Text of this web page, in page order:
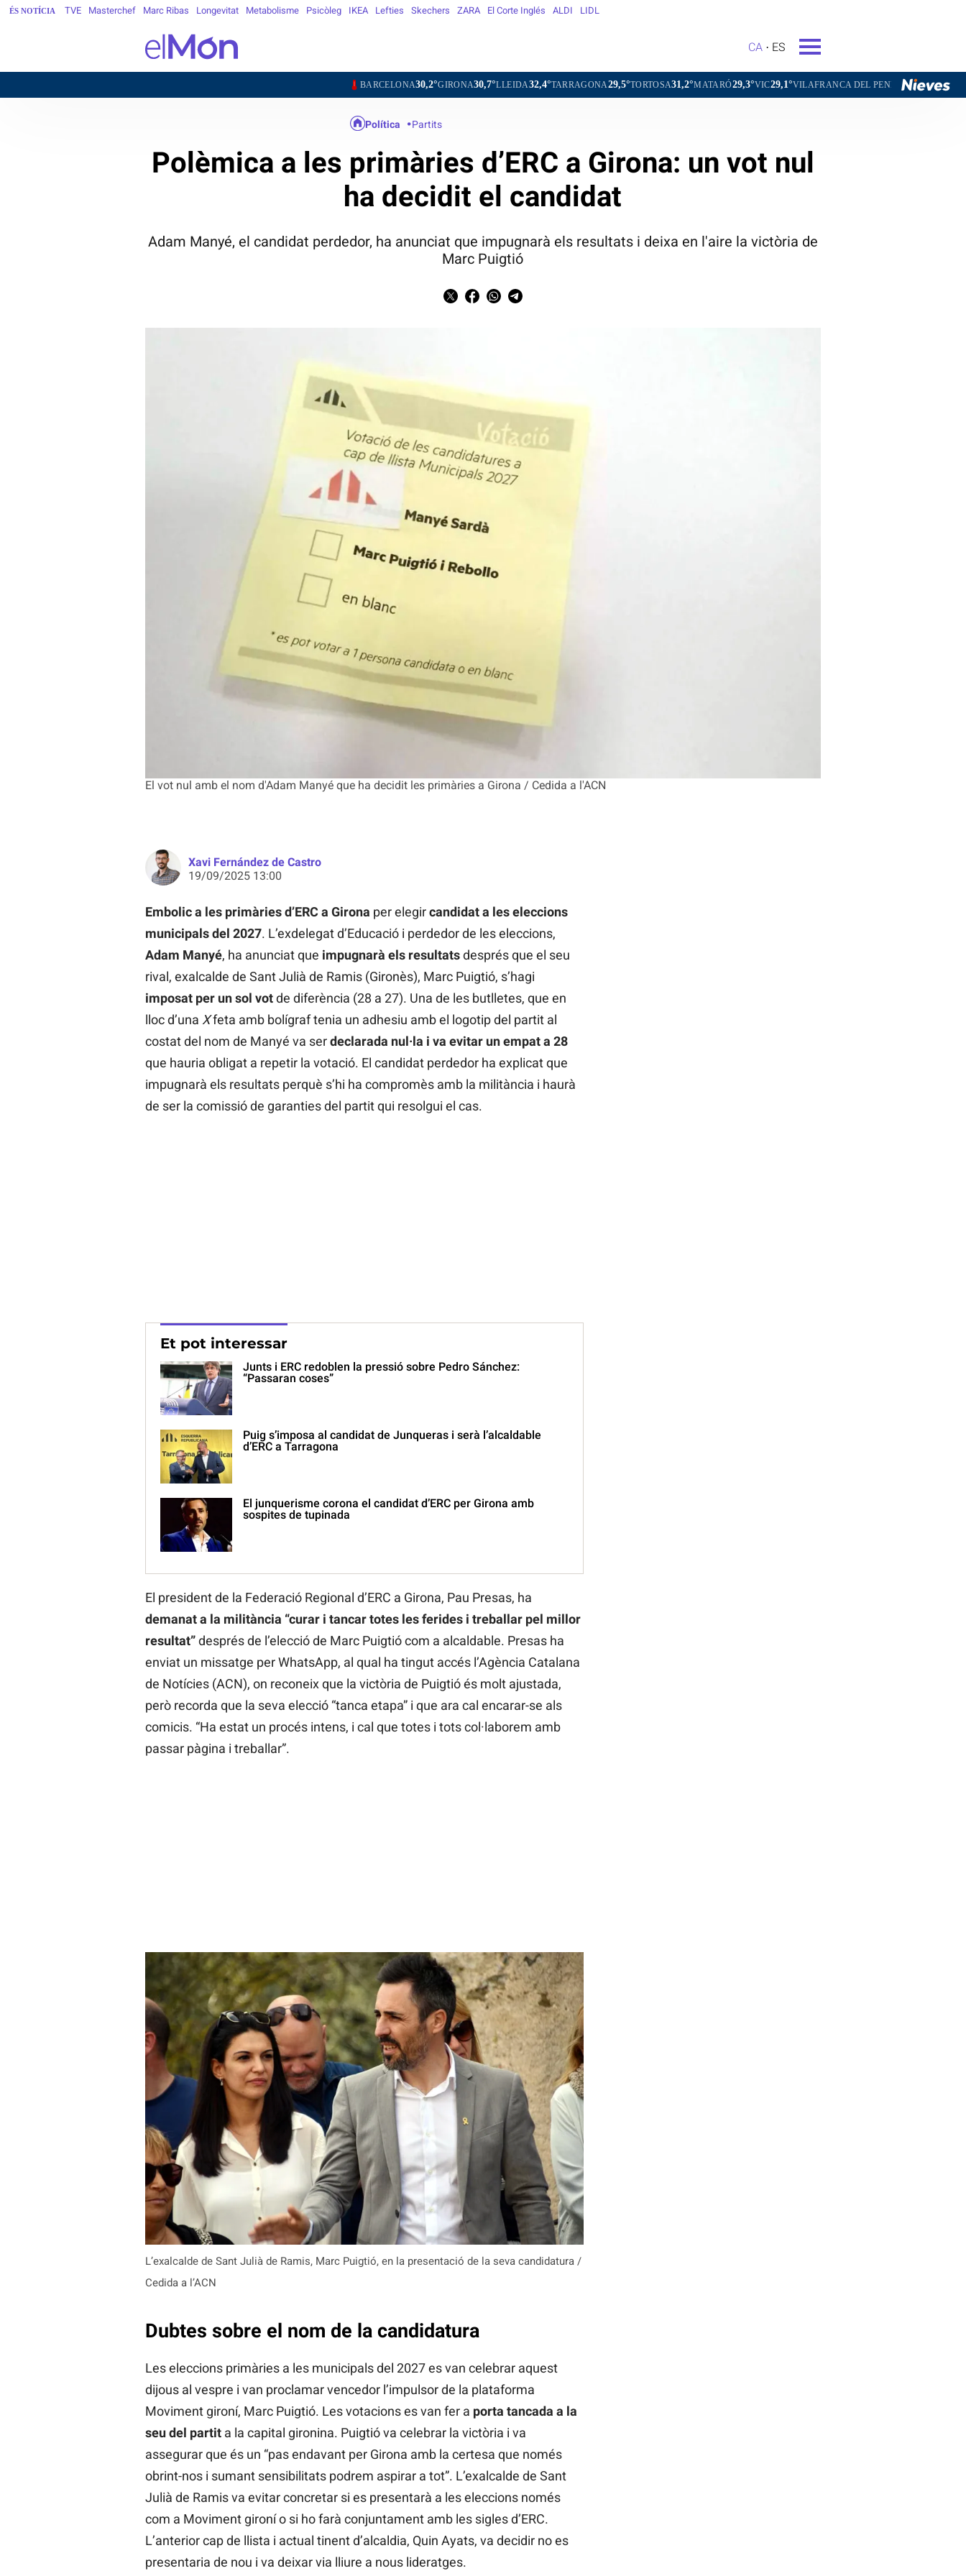
ÉS NOTÍCIA TVE Masterchef Marc Ribas Longevitat Metabolisme Psicòleg IKEA Lefties Skechers ZARA El Corte Inglés ALDI LIDL
CA ES
BARCELONA30,2°GIRONA30,7°LLEIDA32,4°TARRAGONA29,5°TORTOSA31,2°MATARÓ29,3°VIC29,1°VILAFRANCA DEL PENEDÈS28,6°VILANOVA I LA
El vot nul amb el nom d'Adam Manyé que ha decidit les primàries a Girona / Cedida a l'ACN
Política Partits
Polèmica a les primàries d’ERC a Girona: un vot nul
ha decidit el candidat
Adam Manyé, el candidat perdedor, ha anunciat que impugnarà els resultats i deixa en l'aire la victòria de
Marc Puigtió
Xavi Fernández de Castro
19/09/2025 13:00
Embolic a les primàries d’ERC a Girona per elegircandidat a les eleccions
municipals del 2027. L’exdelegat d’Educació i perdedor de les eleccions,
Adam Manyé, ha anunciat que impugnarà els resultatsdesprés que el seu
rival, exalcalde de Sant Julià de Ramis (Gironès), Marc Puigtió, s’hagi
imposat per un sol votde diferència (28 a 27). Una de les butlletes, que en
lloc d’una Xfeta amb bolígraf tenia un adhesiu amb el logotip del partit al
costat del nom de Manyé va serdeclarada nul·la i va evitar un empat a 28
que hauria obligat a repetir la votació. El candidat perdedor ha explicat que
impugnarà els resultats perquè s’hi ha compromès amb la militància i haurà
de ser la comissió de garanties del partit qui resolgui el cas.
Et pot interessar
Junts i ERC redoblen la pressió sobre Pedro Sánchez:
“Passaran coses”
Puig s’imposa al candidat de Junqueras i serà l’alcaldable
d’ERC a Tarragona
El junquerisme corona el candidat d’ERC per Girona amb
sospites de tupinada
El president de la Federació Regional d’ERC a Girona, Pau Presas, ha
demanat a la militància “curar i tancar totes les ferides i treballar pel millor
resultat”després de l’elecció de Marc Puigtió com a alcaldable. Presas ha
enviat un missatge per WhatsApp, al qual ha tingut accés l’Agència Catalana
de Notícies (ACN), on reconeix que la victòria de Puigtió és molt ajustada,
però recorda que la seva elecció “tanca etapa” i que ara cal encarar-se als
comicis. “Ha estat un procés intens, i cal que totes i tots col·laborem amb
passar pàgina i treballar”.
L’exalcalde de Sant Julià de Ramis, Marc Puigtió, en la presentació de la seva candidatura /
Cedida a l’ACN
Dubtes sobre el nom de la candidatura
Les eleccions primàries a les municipals del 2027 es van celebrar aquest
dijous al vespre i van proclamar vencedor l’impulsor de la plataforma
Moviment gironí, Marc Puigtió. Les votacions es van fer a porta tancada a la
seu del partita la capital gironina. Puigtió va celebrar la victòria i va
assegurar que és un “pas endavant per Girona amb la certesa que només
obrint-nos i sumant sensibilitats podrem aspirar a tot”. L’exalcalde de Sant
Julià de Ramis va evitar concretar si es presentarà a les eleccions només
com a Moviment gironí o si ho farà conjuntament amb les sigles d’ERC.
L’anterior cap de llista i actual tinent d’alcaldia, Quin Ayats, va decidir no es
presentaria de nou i va deixar via lliure a nous lideratges.